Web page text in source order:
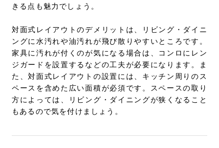
きる点も魅力でしょう。
対面式レイアウトのデメリットは、リビング・ダイニ
ングに水汚れや油汚れが飛び散りやすいところです。
家具に汚れが付くのが気になる場合は、コンロにレン
ジガードを設置するなどの工夫が必要になります。ま
た、対面式レイアウトの設置には、キッチン周りのス
ペースを含めた広い面積が必須です。スペースの取り
方によっては、リビング・ダイニングが狭くなること
もあるので気を付けましょう。